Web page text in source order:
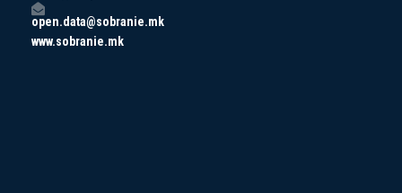
open.data@sobranie.mk
www.sobranie.mk